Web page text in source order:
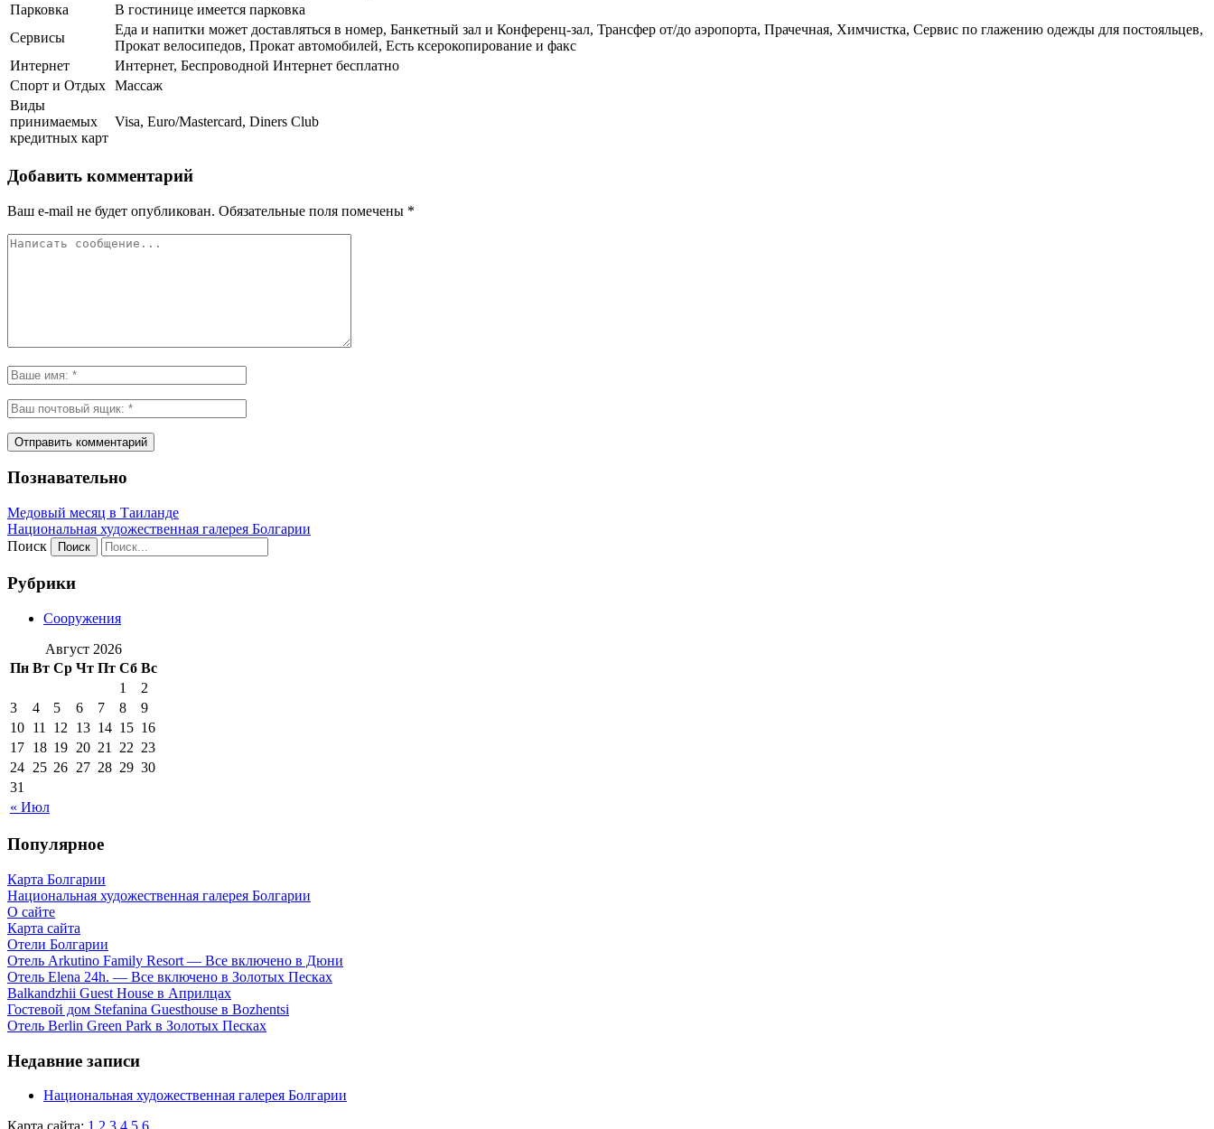
Парковка
В гостинице имеется парковка
Сервисы
Еда и напитки может доставляться в номер, Банкетный зал и Конференц-зал, Трансфер от/до аэропорта, Прачечная, Химчистка, Сервис по глажению одежды для постояльцев,
Прокат велосипедов, Прокат автомобилей, Есть ксерокопирование и факс
Интернет
Интернет, Беспроводной Интернет бесплатно
Спорт и Отдых Массаж
Виды
принимаемых
кредитных карт
Visa, Euro/Mastercard, Diners Club
Добавить комментарий
Ваш e-mail не будет опубликован. Обязательные поля помечены *
Познавательно
Медовый месяц в Таиланде
Национальная художественная галерея Болгарии
Поиск
Рубрики
Сооружения
Август 2026
Пн Вт Ср Чт Пт Сб Вс
« Июл
1
2
3
4 5 6 7 8
9
10 11 12 13 14 15 16
17 18 19 20 21 22 23
24 25 26 27 28 29 30
31
Популярное
Карта Болгарии
Национальная художественная галерея Болгарии
О сайте
Карта сайта
Отели Болгарии
Отель Arkutino Family Resort — Все включено в Дюни
Отель Elena 24h. — Все включено в Золотых Песках
Balkandzhii Guest House в Априлцах
Гостевой дом Stefanina Guesthouse в Bozhentsi
Отель Berlin Green Park в Золотых Песках
Недавние записи
Национальная художественная галерея Болгарии